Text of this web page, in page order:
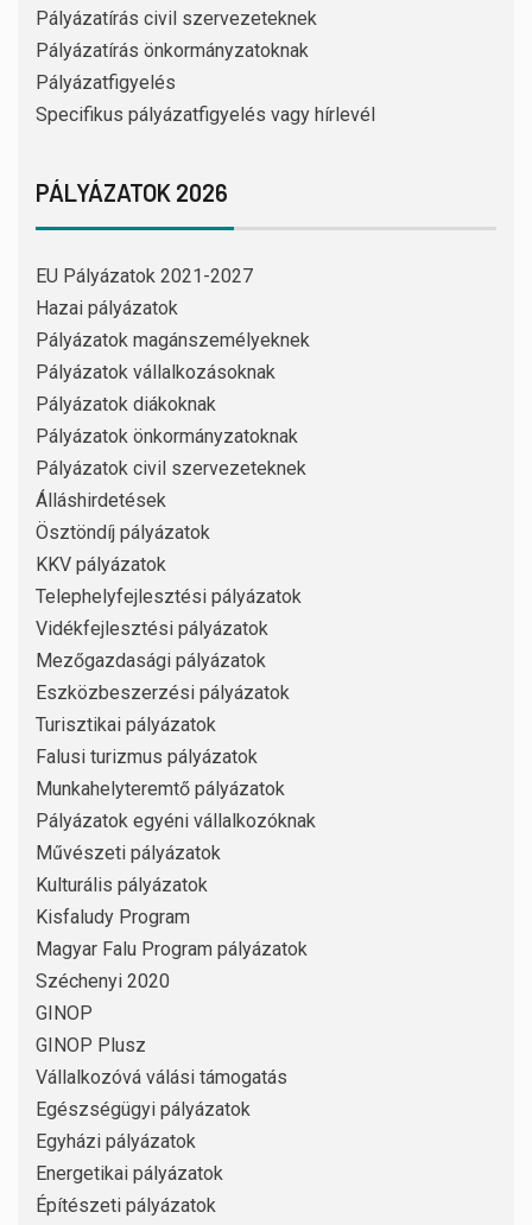
Pályázatírás civil szervezeteknek
Pályázatírás önkormányzatoknak
Pályázatfigyelés
Specifikus pályázatfigyelés vagy hírlevél
PÁLYÁZATOK 2026
EU Pályázatok 2021-2027
Hazai pályázatok
Pályázatok magánszemélyeknek
Pályázatok vállalkozásoknak
Pályázatok diákoknak
Pályázatok önkormányzatoknak
Pályázatok civil szervezeteknek
Álláshirdetések
Ösztöndíj pályázatok
KKV pályázatok
Telephelyfejlesztési pályázatok
Vidékfejlesztési pályázatok
Mezőgazdasági pályázatok
Eszközbeszerzési pályázatok
Turisztikai pályázatok
Falusi turizmus pályázatok
Munkahelyteremtő pályázatok
Pályázatok egyéni vállalkozóknak
Művészeti pályázatok
Kulturális pályázatok
Kisfaludy Program
Magyar Falu Program pályázatok
Széchenyi 2020
GINOP
GINOP Plusz
Vállalkozóvá válási támogatás
Egészségügyi pályázatok
Egyházi pályázatok
Energetikai pályázatok
Építészeti pályázatok